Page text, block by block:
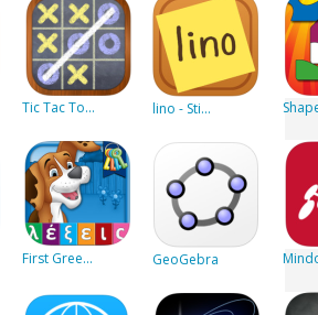
Tic Tac To... lino - Sti...
First Gree... GeoGebra